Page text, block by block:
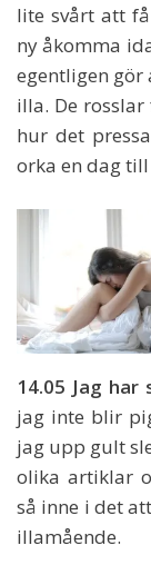
lite svårt att
ny åkomma
egentligen gör
illa. De
hur det
orka en dag
14.05 Jag
jag inte blir
jag upp gult
olika artiklar
så inne i det
illamående.